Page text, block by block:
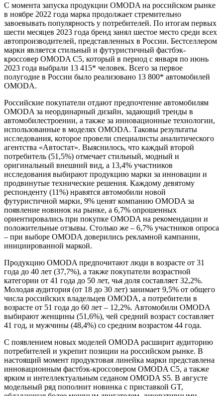
С момента запуска продукции OMODA на российском рынке
в ноябре 2022 года марка продолжает стремительно
завоевывать популярность у потребителей. По итогам первых
шести месяцев 2023 года бренд занял шестое место среди всех
автопроизводителей, представленных в России. Бестселлером
марки является стильный и футуристичный фастбэк-
кроссовер OMODA C5, который в период с января по июнь
2023 года выбрали 13 415* человек. Всего за первое
полугодие в России было реализовано 13 800* автомобилей
OMODA.
Российские покупатели отдают предпочтение автомобилям
OMODA за неординарный дизайн, задающий тренды в
автомобилестроении, а также за инновационные технологии,
использованные в моделях OMODA. Таковы результаты
исследования, которое провели специалисты аналитического
агентства «Автостат». Выяснилось, что каждый второй
потребитель (51,5%) отмечает стильный, модный и
оригинальный внешний вид, а 13,4% участников
исследования выбирают продукцию марки за инновации и
продвинутые технические решения. Каждому девятому
респонденту (11%) нравятся автомобили новой
футуристичной марки, 9% ценят компанию OMODA за
появление новинок на рынке, а 6,7% опрошенных
ориентировались при покупке OMODA на рекомендации и
положительные отзывы. Столько же – 6,7% участников опроса
– при выборе OMODA доверились рекламной кампании,
инициированной маркой.
Продукцию OMODA предпочитают люди в возрасте от 31
года до 40 лет (37,7%), а также покупатели возрастной
категории от 41 года до 50 лет, чья доля составляет 32,2%.
Молодая аудитория (от 18 до 30 лет) занимает 9,5% от общего
числа российских владельцев OMODA, а потребители в
возрасте от 51 года до 60 лет – 12,2%. Автомобили OMODA
выбирают женщины (51,6%), чей средний возраст составляет
41 год, и мужчины (48,4%) со средним возрастом 44 года.
С появлением новых моделей OMODA расширит аудиторию
потребителей и укрепит позиции на российском рынке. В
настоящий момент продуктовая линейка марки представлена
инновационным фастбэк-кроссовером OMODA C5, а также
ярким и интеллектуальным седаном OMODA S5. В августе
модельный ряд пополнит новинка с приставкой GT,